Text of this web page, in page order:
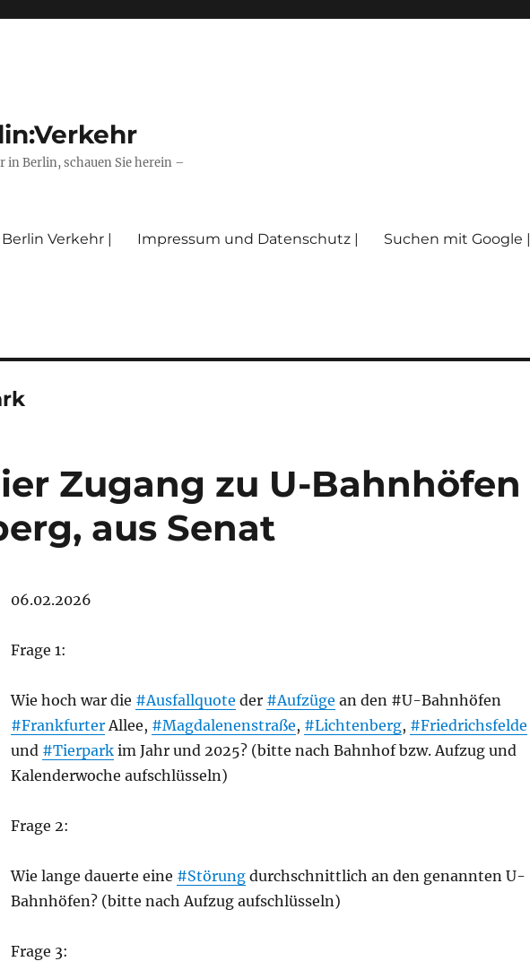
in Berlin, schauen Sie herein –
Verkehr | Impressum und Datenschutz | Suchen mit Google
Zugang zu U-Bahnhöfen
aus Senat
06.02.2026
Frage 1:
Wie hoch war die #Ausfallquote der #Aufzüge an den #U-Bahnhöfen
#FrankfurterAllee, #Magdalenenstraße, #Lichtenberg, #Friedrichsfelde
und #Tierparkim Jahr und 2025? (bitte nach Bahnhof bzw. Aufzug und
Kalenderwoche aufschlüsseln)
Frage 2:
Wie lange dauerte eine #Störungdurchschnittlich an den genannten U-
Bahnhöfen? (bitte nach Aufzug aufschlüsseln)
Frage 3: